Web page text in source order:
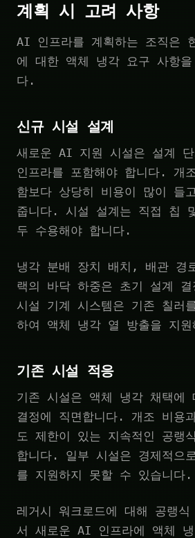
계획 시 고려 사항
AI 인프라를 계획하는 조직은
에 대한 액체 냉각 요구 사항을
다.
신규 시설 설계
새로운 AI 지원 시설은 설계
인프라를 포함해야 합니다. 개
함보다 상당히 비용이 많이 들
줍니다. 시설 설계는 직접 칩
두 수용해야 합니다.
냉각 분배 장치 배치, 배관 경
랙의 바닥 하중은 초기 설계 결
시설 기계 시스템은 기존 칠러
하여 액체 냉각 열 방출을 지원
기존 시설 적응
기존 시설은 액체 냉각 채택에
결정에 직면합니다. 개조 비용
도 제한이 있는 지속적인 공랭
합니다. 일부 시설은 경제적으
를 지원하지 못할 수 있습니다.
레거시 워크로드에 대해 공랭식
서 새로운 AI 인프라에 액체